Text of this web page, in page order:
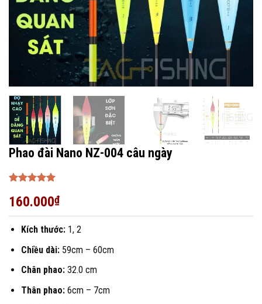
Phao đài Nano NZ-004 câu ngày
hạng 55
160.000₫
Kích thước:1, 2
Chiều dài: 59cm – 60cm
Chân phao:32.0 cm
Thân phao:6cm – 7cm